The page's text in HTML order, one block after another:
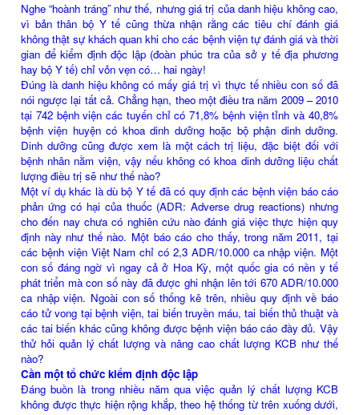
Nghe “hoành tráng” như thế, nhưng giá trị của danh hiệu không cao,
vì bản thân bộ Y tế cũng thừa nhận rằng các tiêu chí đánh giá
không thật sự khách quan khi cho các bệnh viện tự đánh giá và thời
gian để kiểm định độc lập (đoàn phúc tra của sở y tế địa phương
hay bộ Y tế) chỉ vỏn vẹn có… hai ngày!
Đúng là danh hiệu không có mấy giá trị vì thực tế nhiều con số đã
nói ngược lại tất cả. Chẳng hạn, theo một điều tra năm 2009 – 2010
tại 742 bệnh viện các tuyến chỉ có 71,8% bệnh viện tỉnh và 40,8%
bệnh viện huyện có khoa dinh dưỡng hoặc bộ phận dinh dưỡng.
Dinh dưỡng cũng được xem là một cách trị liệu, đặc biệt đối với
bệnh nhân nằm viện, vậy nếu không có khoa dinh dưỡng liệu chất
lượng điều trị sẽ như thế nào?
Một ví dụ khác là dù bộ Y tế đã có quy định các bệnh viện báo cáo
phản ứng có hại của thuốc (ADR: Adverse drug reactions) nhưng
cho đến nay chưa có nghiên cứu nào đánh giá việc thực hiện quy
định này như thế nào. Một báo cáo cho thấy, trong năm 2011, tại
các bệnh viện Việt Nam chỉ có 2,3 ADR/10.000 ca nhập viện. Một
con số đáng ngờ vì ngay cả ở Hoa Kỳ, một quốc gia có nền y tế
phát triển mà con số này đã được ghi nhận lên tới 670 ADR/10.000
ca nhập viện. Ngoài con số thống kê trên, nhiều quy định về báo
cáo tử vong tại bệnh viện, tai biến truyền máu, tai biến thủ thuật và
các tai biến khác cũng không được bệnh viện báo cáo đầy đủ. Vậy
thử hỏi quản lý chất lượng và nâng cao chất lượng KCB như thế
nào?
Cần một tổ chức kiểm định độc lập
Đáng buồn là trong nhiều năm qua việc quản lý chất lượng KCB
không được thực hiện rộng khắp, theo hệ thống từ trên xuống dưới,